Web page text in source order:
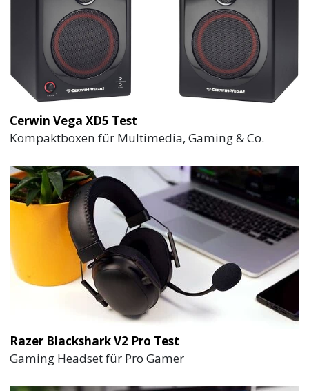
Cerwin Vega XD5 Test
Kompaktboxen für Multimedia, Gaming & Co.
Razer Blackshark V2 Pro Test
Gaming Headset für Pro Gamer